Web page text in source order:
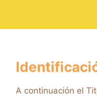
A continuación el